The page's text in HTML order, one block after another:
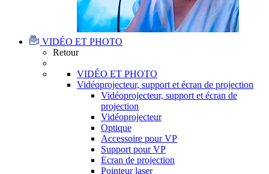
VIDÉO ET PHOTO
Retour
VIDÉO ET PHOTO
Vidéoprojecteur, support et écran de projection
Vidéoprojecteur, support et écran de
projection
Vidéoprojecteur
Optique
Accessoire pour VP
Support pour VP
Ecran de projection
Pointeur laser